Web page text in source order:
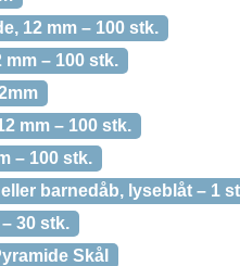
12 mm – 100 stk.
mm – 100 stk.
mm – 100 stk.
– 100 stk.
barnedåb, lyseblåt – 1
30 stk.
Skål